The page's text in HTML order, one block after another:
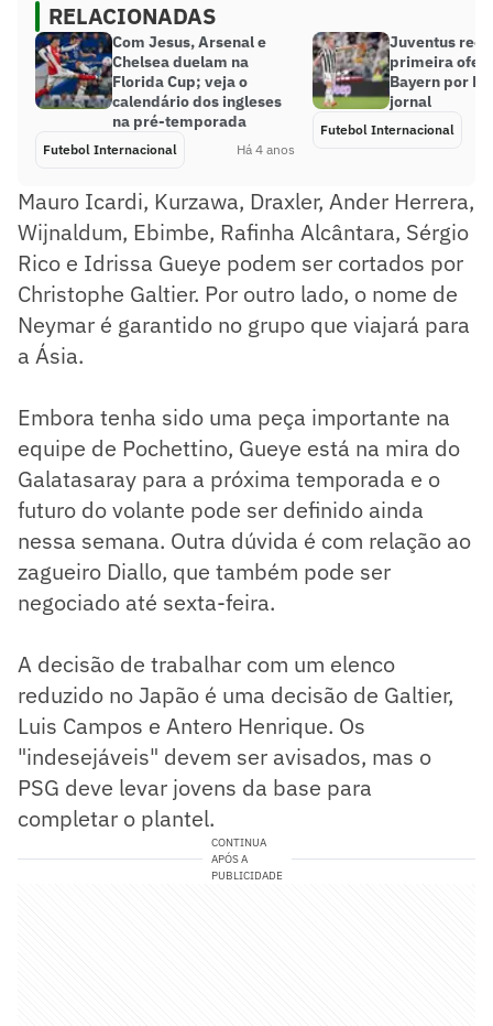
RELACIONADAS
Com Jesus, Arsenal e
Chelsea duelam na
Florida Cup; veja o
calendário dos ingleses
na pré-temporada
Futebol Internacional Há 4 anos
Juventus
primeira
Bayern por
jornal
Futebol Internacional
Mauro Icardi, Kurzawa, Draxler, Ander Herrera,
Wijnaldum, Ebimbe, Rafinha Alcântara, Sérgio
Rico e Idrissa Gueye podem ser cortados por
Christophe Galtier. Por outro lado, o nome de
Neymar é garantido no grupo que viajará para
a Ásia.
Embora tenha sido uma peça importante na
equipe de Pochettino, Gueye está na mira do
Galatasaray para a próxima temporada e o
futuro do volante pode ser definido ainda
nessa semana. Outra dúvida é com relação ao
zagueiro Diallo, que também pode ser
negociado até sexta-feira.
A decisão de trabalhar com um elenco
reduzido no Japão é uma decisão de Galtier,
Luis Campos e Antero Henrique. Os
"indesejáveis" devem ser avisados, mas o
PSG deve levar jovens da base para
completar o plantel.
CONTINUA
APÓS A
PUBLICIDADE